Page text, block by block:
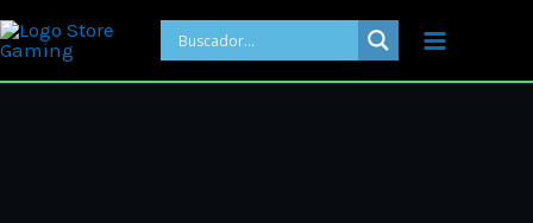
Ir
al
contenido